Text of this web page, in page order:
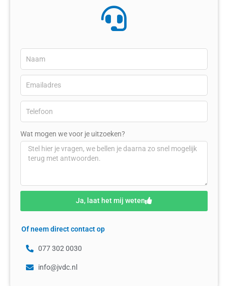
Wat mogen we voor je uitzoeken?
Ja, laat het mij weten
Of neem direct contact op
077 302 0030
info@jvdc.nl